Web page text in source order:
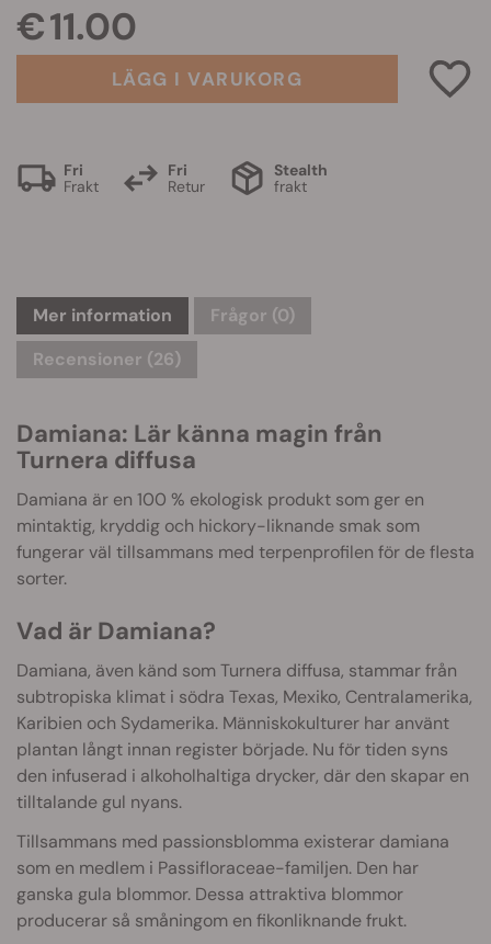
€ 11.00
LÄGG I VARUKORG
Fri
Frakt
Fri
Retur
Stealth
frakt
Mer information Frågor (0)
Recensioner (26)
Damiana: Lär känna magin från
Turnera diffusa
Damiana är en 100 % ekologisk produkt som ger en
mintaktig, kryddig och hickory-liknande smak som
fungerar väl tillsammans med terpenprofilen för de flesta
sorter.
Vad är Damiana?
Damiana, även känd som Turnera diffusa, stammar från
subtropiska klimat i södra Texas, Mexiko, Centralamerika,
Karibien och Sydamerika. Människokulturer har använt
plantan långt innan register började. Nu för tiden syns
den infuserad i alkoholhaltiga drycker, där den skapar en
tilltalande gul nyans.
Tillsammans med passionsblomma existerar damiana
som en medlem i Passifloraceae-familjen. Den har
ganska gula blommor. Dessa attraktiva blommor
producerar så småningom en fikonliknande frukt.